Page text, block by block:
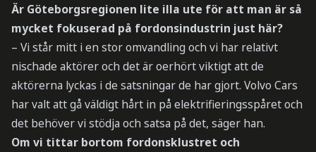
Är Göteborgsregionen lite illa ute för att man är så
mycket fokuserad på fordonsindustrin just här?
– Vi står mitt i en stor omvandling och vi har relativt
nischade aktörer och det är oerhört viktigt att de
aktörerna lyckas i de satsningar de har gjort. Volvo Cars
har valt att gå väldigt hårt in på elektrifieringsspåret och
det behöver vi stödja och satsa på det, säger han.
Om vi tittar bortom fordonsklustret och